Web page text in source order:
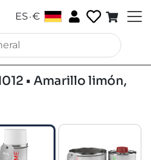
ES .€
• Amarillo limón,